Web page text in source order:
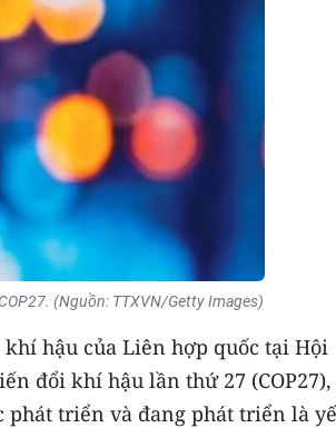
(Nguồn: TTXVN/Getty Images)
hậu của Liên hợp quốc tại Hội
đổi khí hậu lần thứ 27 (COP27),
phát triển và đang phát triển là